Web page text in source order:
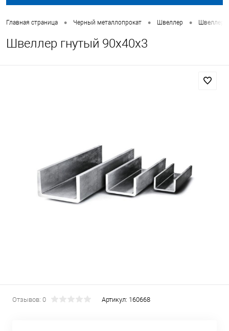
Главная страница • Черный металлопрокат • Швеллер • Швеллер
Швеллер гнутый 90х40х3
Отзывов: 0 Артикул: 160668